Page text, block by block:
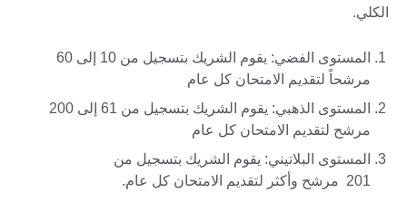
الكلي.
المستوى الفضي: يقوم الشريك بتسجيل من 10 إلى 60
مرشحاً لتقديم الامتحان كل عام
المستوى الذهبي: يقوم الشريك بتسجيل من 61 إلى 200
مرشح لتقديم الامتحان كل عام
المستوى البلاتيني: يقوم الشريك بتسجيل من
201 مرشح وأكثر لتقديم الامتحان كل عام.